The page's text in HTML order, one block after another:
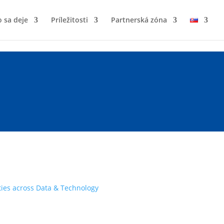
sa deje Príležitosti Partnerská zóna
across Data & Technology